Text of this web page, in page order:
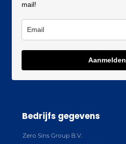
mail!
Aanmelden
Bedrijfs gegevens
Zero Sins Group B.V.